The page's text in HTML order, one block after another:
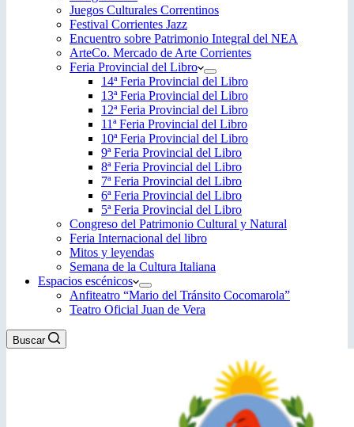
Juegos Culturales Correntinos
Festival Corrientes Jazz
Encuentro sobre Patrimonio Integral del NEA
ArteCo. Mercado de Arte Corrientes
Feria Provincial del Libro
14ª Feria Provincial del Libro
13ª Feria Provincial del Libro
12ª Feria Provincial del Libro
11ª Feria Provincial del Libro
10ª Feria Provincial del Libro
9ª Feria Provincial del Libro
8ª Feria Provincial del Libro
7ª Feria Provincial del Libro
6ª Feria Provincial del Libro
5ª Feria Provincial del Libro
Congreso del Patrimonio Cultural y Natural
Feria Internacional del libro
Mitos y leyendas
Semana de la Cultura Italiana
Espacios escénicos
Anfiteatro “Mario del Tránsito Cocomarola”
Teatro Oficial Juan de Vera
Buscar